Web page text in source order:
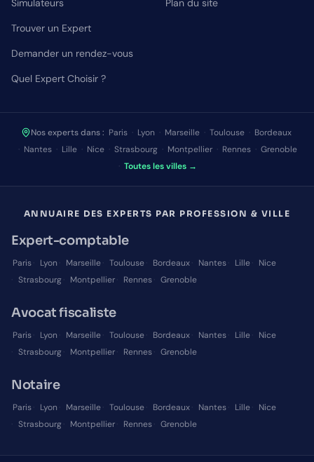
Simulateurs
Trouver un Expert
Demander un rendez-vous
Quel Expert Choisir ?
Plan du site
Nos experts dans : Paris · Lyon · Marseille · Toulouse · Bordeaux
· Nantes · Lille · Nice · Strasbourg · Montpellier · Rennes · Grenoble
· Toutes les villes →
ANNUAIRE DES EXPERTS PAR PROFESSION & VILLE
Expert-comptable
Paris Lyon Marseille Toulouse Bordeaux Nantes Lille
Nice
Strasbourg Montpellier Rennes Grenoble
Avocat fiscaliste
Paris Lyon Marseille Toulouse Bordeaux Nantes Lille
Nice
Strasbourg Montpellier Rennes Grenoble
Notaire
Paris Lyon Marseille Toulouse Bordeaux Nantes Lille
Nice
Strasbourg Montpellier Rennes Grenoble